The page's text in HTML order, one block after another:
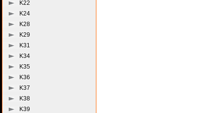
K22
K24
K28
K29
K31
K34
K35
K36
K37
K38
K39